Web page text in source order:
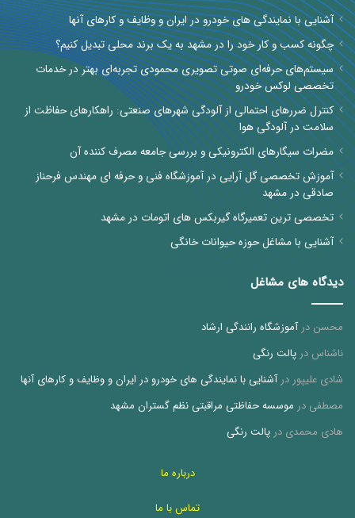
آشنایی با نمایندگی های خودرو در ایران و وظایف و کارهای آنها
چگونه کسب و کار خود را در مشهد به یک برند محلی تبدیل کنیم؟
سیستم‌های حرفه‌ای صوتی تصویری محمودی تجربه‌ای بهتر در خدمات
تخصصی لوکس خودرو
کنترل ضررهای احتمالی از آلودگی شهرهای صنعتی: راهکارهای حفاظت از
سلامت در آلودگی هوا
مضرات سیگارهای الکترونیکی و بررسی جامعه مصرف کننده آن
آموزش تخصصی گل آرایی در آموزشگاه فنی و حرفه ای مهندس فرحناز
صادقی در مشهد
تخصصی ترین تعمیرگاه گیربکس های اتومات در مشهد
آشنایی با مشاغل حوزه حیوانات خانگی
دیدگاه های مشاغل
محسن درآموزشگاه رانندگی ارشاد
ناشناس در پالت رنگی
شادی علیپور درآشنایی با نمایندگی های خودرو در ایران و وظایف و کارهای آنها
مصطفی در موسسه حفاظتی مراقبتی نظم گستران مشهد
هادی محمدی در پالت رنگی
درباره ما
تماس با ما